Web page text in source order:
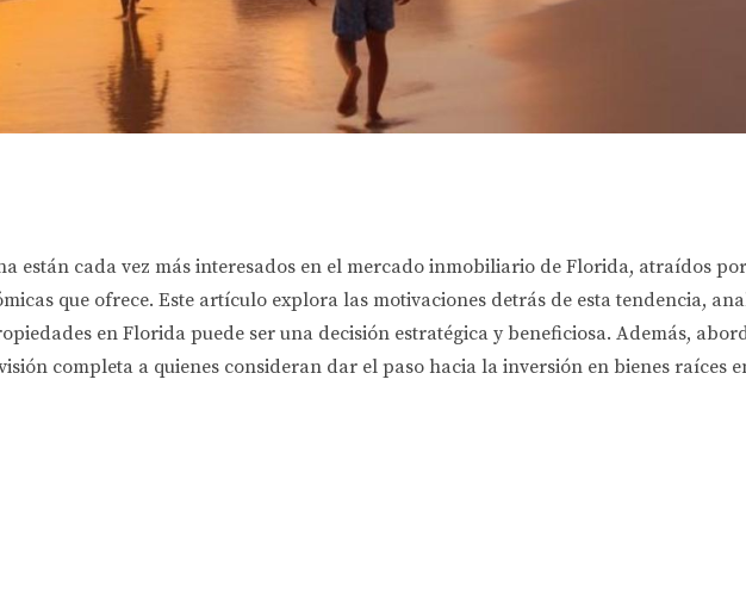
están cada vez más interesados en el mercado inmobiliario de Florida, atraídos
que ofrece. Este artículo explora las motivaciones detrás de esta tendencia,
en Florida puede ser una decisión estratégica y beneficiosa. Además,
completa a quienes consideran dar el paso hacia la inversión en bienes raíces